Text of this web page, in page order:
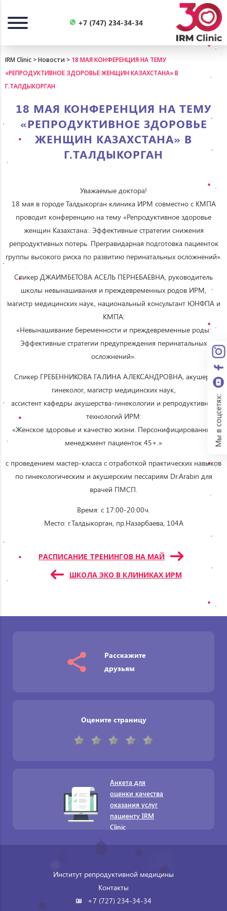
+7 (747) 234-34-34
IRM Clinic >Новости > 18 МАЯ КОНФЕРЕНЦИЯ НА ТЕМУ
«РЕПРОДУКТИВНОЕ ЗДОРОВЬЕ ЖЕНЩИН КАЗАХСТАНА» В
Г.ТАЛДЫКОРГАН
18 МАЯ КОНФЕРЕНЦИЯ НА ТЕМУ
«РЕПРОДУКТИВНОЕ ЗДОРОВЬЕ
ЖЕНЩИН КАЗАХСТАНА» В
Г.ТАЛДЫКОРГАН
Уважаемые доктора!
18 мая в городе Талдыкорган клиника ИРМ совместно с КМПА
проводит конференцию на тему «Репродуктивное здоровье
женщин Казахстана:. Эффективные стратегии снижения
репродуктивных потерь. Прегравидарная подготовка пациенток
группы высокого риска по развитию перинатальных осложнений».
Спикер ДЖАИМБЕТОВА АСЕЛЬ ПЕРНЕБАЕВНА, руководитель
школы невынашивания и преждевременных родов ИРМ,
магистр медицинских наук, национальный консультант ЮНФПА и
КМПА:
«Невынашивание беременности и преждевременные роды:
Эффективные стратегии предупреждения перинатальных
осложнений».
Спикер ГРЕБЕННИКОВА ГАЛИНА АЛЕКСАНДРОВНА, акушер-
гинеколог, магистр медицинских наук,
ассистент кафедры акушерства-гинекологии и репродуктивных
технологий ИРМ:
«Женское здоровье и качество жизни. Персонифицированный
менеджмент пациенток 45+.»
с проведением мастер-класса с отработкой практических навыков
по гинекологическим и акушерским пессариям Dr.Arabin для
врачей ПМСП.
Время: с 17:00-20:00ч.
Место: г.Талдыкорган, пр.Назарбаева, 104А
Навигация
записям
РАСПИСАНИЕ ТРЕНИНГОВ НА МАЙ
ШКОЛА ЭКО В КЛИНИКАХ ИРМ
Расскажите
друзьям
Оцените страницу
Анкета для
оценки качества
оказания услуг
пациенту IRM
Clinic
Институт репродуктивной медицины
Контакты
+7 (727) 234-34-34
Мы в соцсетях: